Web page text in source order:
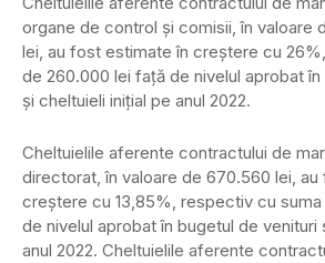
organe de control și comisii, în valoare
lei, au fost estimate în creștere cu
de 260.000 lei față de nivelul aprobat
și cheltuieli inițial pe anul 2022.
Cheltuielile aferente contractului de
directorat, în valoare de 670.560 lei,
creștere cu 13,85%, respectiv cu
de nivelul aprobat în bugetul de venituri
anul 2022. Cheltuielile aferente